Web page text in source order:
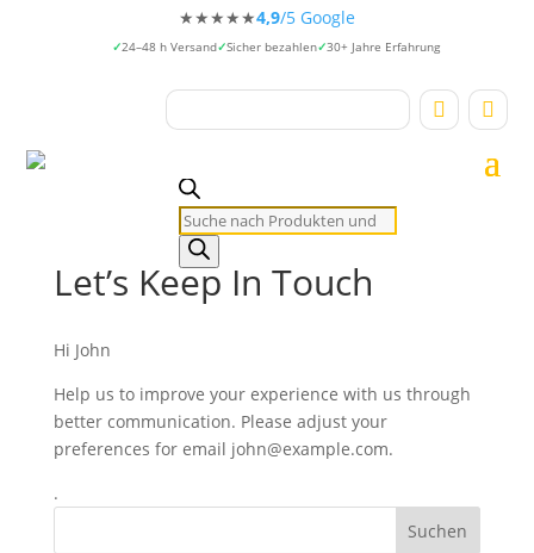
★★★★★4,9/5 Google
24–48 h Versand Sicher bezahlen 30+ Jahre Erfahrung


Products
search
Let’s Keep In Touch
Hi John
Help us to improve your experience with us through
better communication. Please adjust your
preferences for email john@example.com.
.
Suchen